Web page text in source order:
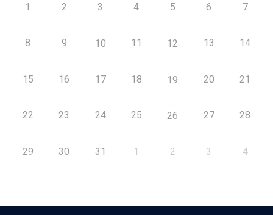
1 2 3 4 5 6 7
8 9 10 11 12 13 14
15 16 17 18 19 20 21
22 23 24 25 26 27 28
29 30 31 1 2 3 4